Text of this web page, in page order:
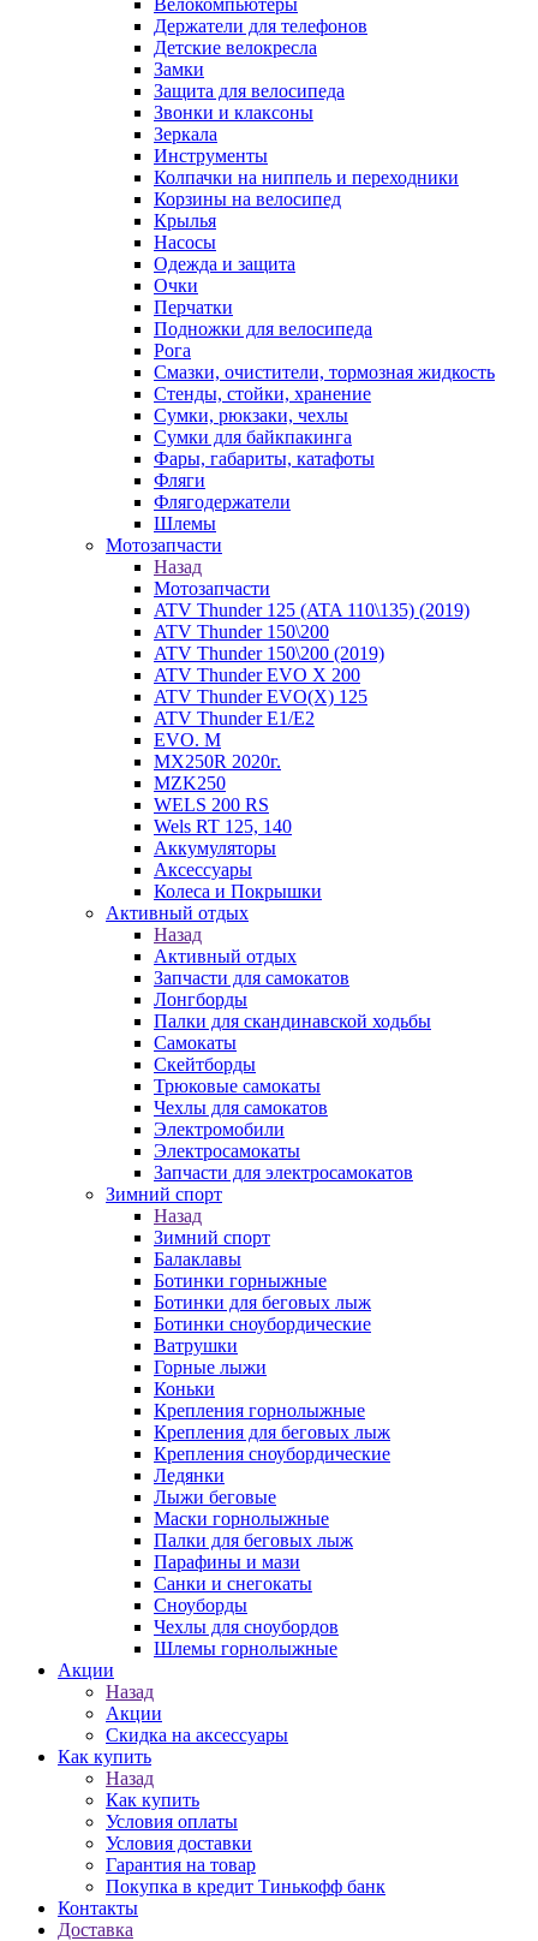
Велокомпьютеры
Держатели для телефонов
Детские велокресла
Замки
Защита для велосипеда
Звонки и клаксоны
Зеркала
Инструменты
Колпачки на ниппель и переходники
Корзины на велосипед
Крылья
Насосы
Одежда и защита
Очки
Перчатки
Подножки для велосипеда
Рога
Смазки, очистители, тормозная жидкость
Стенды, стойки, хранение
Сумки, рюкзаки, чехлы
Сумки для байкпакинга
Фары, габариты, катафоты
Фляги
Флягодержатели
Шлемы
Мотозапчасти
Назад
Мотозапчасти
ATV Thunder 125 (ATA 110\135) (2019)
ATV Thunder 150\200
ATV Thunder 150\200 (2019)
ATV Thunder EVO X 200
ATV Thunder EVO(X) 125
ATV Thunder Е1/Е2
EVO. M
MX250R 2020г.
MZK250
WELS 200 RS
Wels RT 125, 140
Аккумуляторы
Аксессуары
Колеса и Покрышки
Активный отдых
Назад
Активный отдых
Запчасти для самокатов
Лонгборды
Палки для скандинавской ходьбы
Самокаты
Скейтборды
Трюковые самокаты
Чехлы для самокатов
Электромобили
Электросамокаты
Запчасти для электросамокатов
Зимний спорт
Назад
Зимний спорт
Балаклавы
Ботинки горныжные
Ботинки для беговых лыж
Ботинки сноубордические
Ватрушки
Горные лыжи
Коньки
Крепления горнолыжные
Крепления для беговых лыж
Крепления сноубордические
Ледянки
Лыжи беговые
Маски горнолыжные
Палки для беговых лыж
Парафины и мази
Санки и снегокаты
Сноуборды
Чехлы для сноубордов
Шлемы горнолыжные
Акции
Назад
Акции
Скидка на аксессуары
Как купить
Назад
Как купить
Условия оплаты
Условия доставки
Гарантия на товар
Покупка в кредит Тинькофф банк
Контакты
Доставка